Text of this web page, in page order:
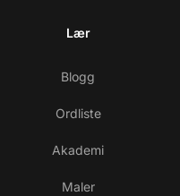
Lær
Blogg
Ordliste
Akademi
Maler